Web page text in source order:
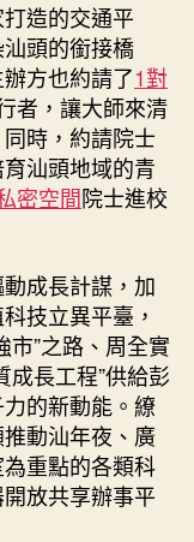
造的交通平
頭的銜接橋
方也約請了1對
者，讓大師來清
時，約請院士
汕頭地域的青
密空間院士進校
成長計謀，加
技立異平臺，
市”之路、周全實
成長工程”供給彭
的新動能。繚
動汕年夜、廣
重點的各類科
放共享辦事平